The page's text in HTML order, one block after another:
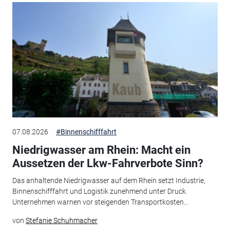
07.08.2026 #Binnenschifffahrt
Niedrigwasser am Rhein: Macht ein
Aussetzen der Lkw-Fahrverbote Sinn?
Das anhaltende Niedrigwasser auf dem Rhein setzt Industrie,
Binnenschifffahrt und Logistik zunehmend unter Druck.
Unternehmen warnen vor steigenden Transportkosten...
von Stefanie Schuhmacher